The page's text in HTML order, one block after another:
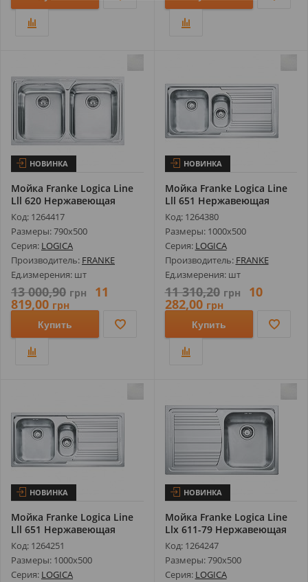
НОВИНКА
Мойка Franke Logica Line
Lll 620 Нержавеющая
Сталь Д...
Код: 1264417
Размеры: 790х500
Серия: LOGICA
Производитель: FRANKE
Ед.измерения: шт
13 000,90 грн 11
819,00 грн
Купить
НОВИНКА
Мойка Franke Logica Line
Lll 651 Нержавеющая
Сталь Д...
Код: 1264380
Размеры: 1000х500
Серия: LOGICA
Производитель: FRANKE
Ед.измерения: шт
11 310,20 грн 10
282,00 грн
Купить
НОВИНКА
Мойка Franke Logica Line
Lll 651 Нержавеющая
Сталь Д...
Код: 1264251
Размеры: 1000х500
Серия: LOGICA
НОВИНКА
Мойка Franke Logica Line
Llx 611-79 Нержавеющая
Стал...
Код: 1264247
Размеры: 790х500
Серия: LOGICA